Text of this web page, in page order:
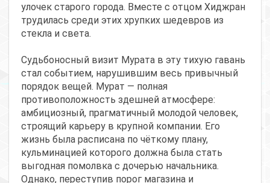
улочек старого города. Вместе с отцом Хиджран
трудилась среди этих хрупких шедевров из
стекла и света.
Судьбоносный визит Мурата в эту тихую гавань
стал событием, нарушившим весь привычный
порядок вещей. Мурат — полная
противоположность здешней атмосфере:
амбициозный, прагматичный молодой человек,
строящий карьеру в крупной компании. Его
жизнь была расписана по чёткому плану,
кульминацией которого должна была стать
выгодная помолвка с дочерью начальника.
Однако, переступив порог магазина и